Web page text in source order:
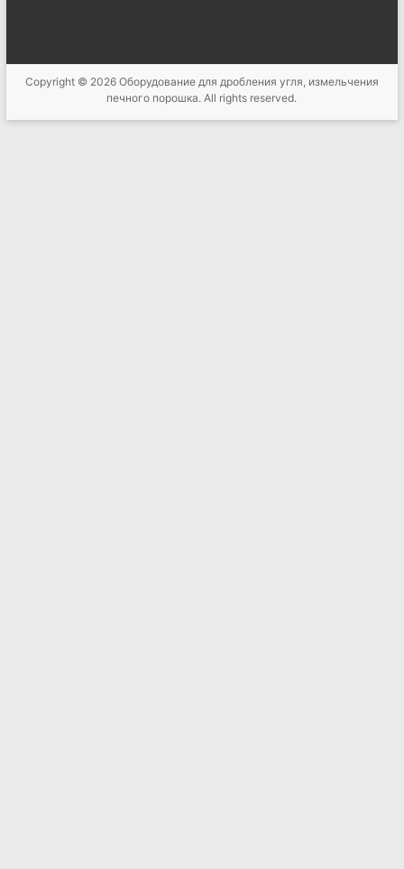
Copyright © 2026 Оборудование для дробления угля, измельчения
печного порошка. All rights reserved.